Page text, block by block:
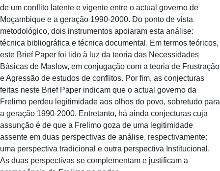
de um conflito latente e vigente entre o actual governo de
Moçambique e a geração 1990-2000. Do ponto de vista
metodológico, dois instrumentos apoiaram esta análise:
técnica bibliográfica e técnica documental. Em termos teóricos,
este Brief Paper foi lido à luz da teoria das Necessidades
Básicas de Maslow, em conjugação com a teoria de Frustração
e Agressão de estudos de conflitos. Por fim, as conjecturas
feitas neste Brief Paper indicam que o actual governo da
Frelimo perdeu legitimidade aos olhos do povo, sobretudo para
a geração 1990-2000. Entretanto, há ainda conjecturas cuja
assunção é de que a Frelimo goza de uma legitimidade
assente em duas perspectivas de análise, respectivamente:
uma perspectiva tradicional e outra perspectiva Institucional.
As duas perspectivas se complementam e justificam a